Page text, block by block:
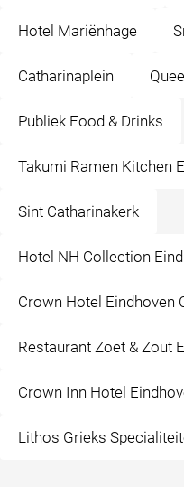
Hotel Mariënhage
Catharinaplein
Publiek Food & Drinks
Takumi Ramen Kitchen
Sint Catharinakerk
Hotel NH Collection
Crown Hotel Eindhoven
Restaurant Zoet & Zout
Crown Inn Hotel
Lithos Grieks